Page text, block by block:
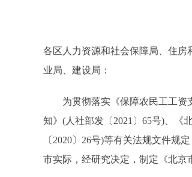
各区人力资源和社会保障局、住
业局、建设局：
为贯彻落实《保障农民工工资支
知》(人社部发〔2021〕65号)、《
〔2020〕26号)等有关法规文件规
市实际，经研究决定，制定《北京